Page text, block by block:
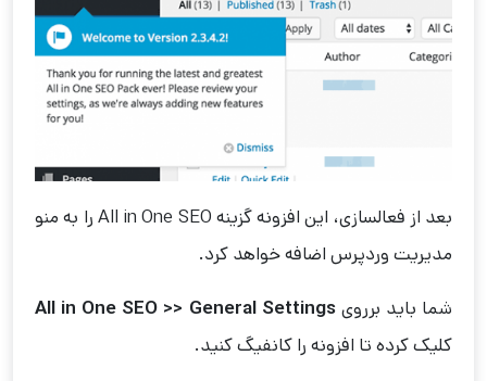
بعد از فعالسازی، این افزونه گزینه All in One SEO را به منو
مدیریت وردپرس اضافه خواهد کرد.
شما باید بررویAll in One SEO >> General Settings
کلیک کرده تا افزونه را کانفیگ کنید.